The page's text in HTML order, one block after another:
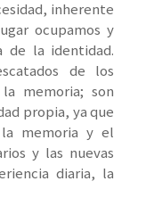
inherente
ocupamos y
de la identidad.
de los
memoria; son
propia, ya que
memoria y el
y las nuevas
diaria, la